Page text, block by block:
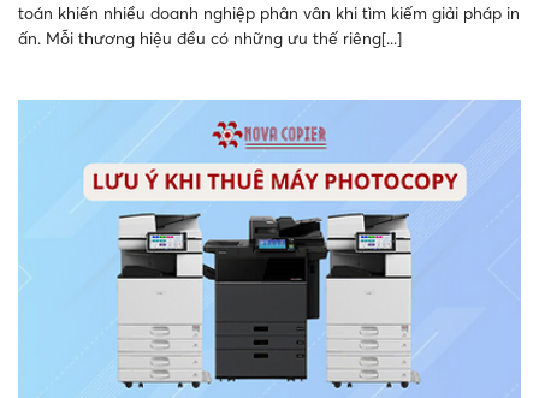
toán khiến nhiều doanh nghiệp phân vân khi tìm kiếm giải pháp in
ấn. Mỗi thương hiệu đều có những ưu thế riêng[...]